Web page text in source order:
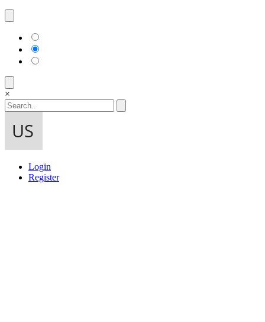
×
Login
Register